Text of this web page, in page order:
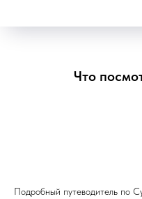
Что
Подробный путеводитель по